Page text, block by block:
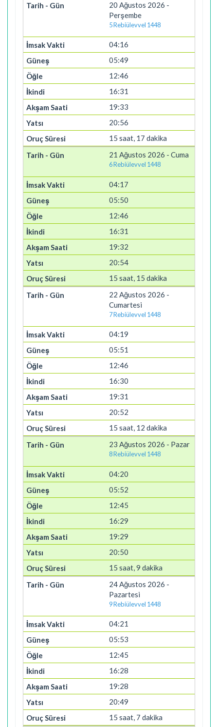
20 Ağustos 2026 -
Perşembe
5 Rebiülevvel 1448
04:16
05:49
12:46
16:31
19:33
20:56
15 saat, 17 dakika
21 Ağustos 2026 - Cuma
6 Rebiülevvel 1448
04:17
05:50
12:46
16:31
19:32
20:54
15 saat, 15 dakika
22 Ağustos 2026 -
Cumartesi
7 Rebiülevvel 1448
04:19
05:51
12:46
16:30
19:31
20:52
15 saat, 12 dakika
23 Ağustos 2026 - Pazar
8 Rebiülevvel 1448
04:20
05:52
12:45
16:29
19:29
20:50
15 saat, 9 dakika
24 Ağustos 2026 -
Pazartesi
9 Rebiülevvel 1448
04:21
05:53
12:45
16:28
19:28
20:49
15 saat, 7 dakika